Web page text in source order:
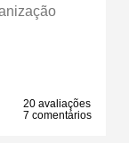
20 avaliações
7 comentários